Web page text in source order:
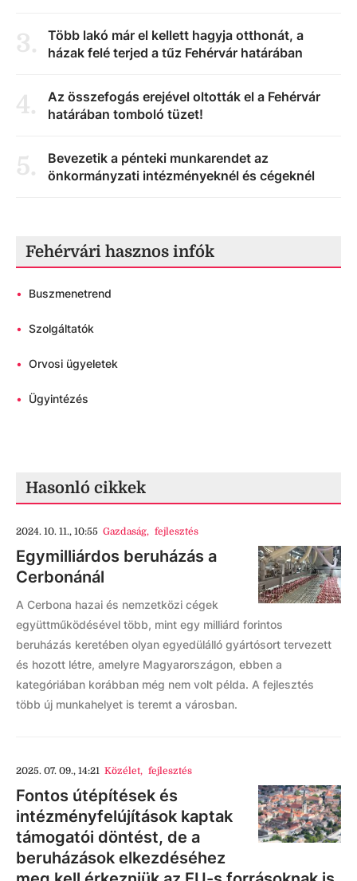
3.
Több lakó már el kellett hagyja otthonát, a
házak felé terjed a tűz Fehérvár határában
4.
Az összefogás erejével oltották el a Fehérvár
határában tomboló tüzet!
5.
Bevezetik a pénteki munkarendet az
önkormányzati intézményeknél és cégeknél
Fehérvári hasznos infók
• Buszmenetrend
• Szolgáltatók
• Orvosi ügyeletek
• Ügyintézés
Hasonló cikkek
2024. 10. 11., 10:55 Gazdaság, fejlesztés
Egymilliárdos beruházás a
Cerbonánál
A Cerbona hazai és nemzetközi cégek
együttműködésével több, mint egy milliárd forintos
beruházás keretében olyan egyedülálló gyártósort tervezett
és hozott létre, amelyre Magyarországon, ebben a
kategóriában korábban még nem volt példa. A fejlesztés
több új munkahelyet is teremt a városban.
2025. 07. 09., 14:21 Közélet, fejlesztés
Fontos útépítések és
intézményfelújítások kaptak
támogatói döntést, de a
beruházások elkezdéséhez